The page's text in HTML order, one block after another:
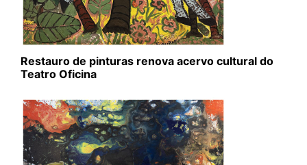
Restauro de pinturas renova acervo cultural do
Teatro Oficina